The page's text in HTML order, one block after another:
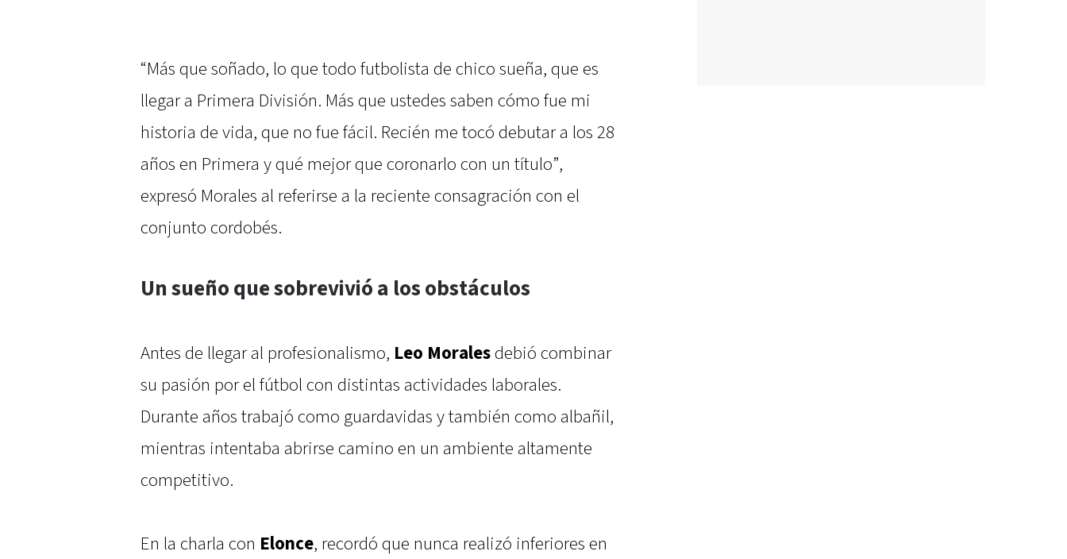
“Más que soñado, lo que todo futbolista de chico sueña, que es
llegar a Primera División. Más que ustedes saben cómo fue mi
historia de vida, que no fue fácil. Recién me tocó debutar a los 28
años en Primera y qué mejor que coronarlo con un título”,
expresó Morales al referirse a la reciente consagración con el
conjunto cordobés.
Un sueño que sobrevivió a los obstáculos
Antes de llegar al profesionalismo, Leo Moralesdebió combinar
su pasión por el fútbol con distintas actividades laborales.
Durante años trabajó como guardavidas y también como albañil,
mientras intentaba abrirse camino en un ambiente altamente
competitivo.
En la charla con Elonce, recordó que nunca realizó inferiores en